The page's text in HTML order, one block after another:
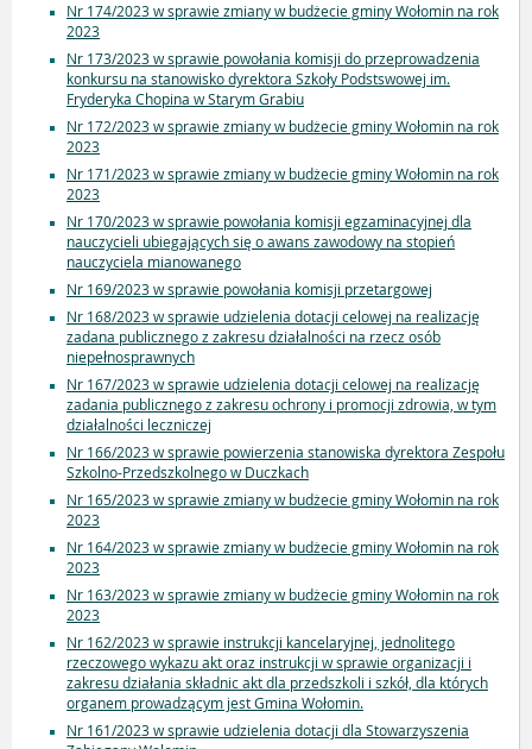
Nr 174/2023 w sprawie zmiany w budżecie gminy Wołomin na rok
2023
Nr 173/2023 w sprawie powołania komisji do przeprowadzenia
konkursu na stanowisko dyrektora Szkoły Podstswowej im.
Fryderyka Chopina w Starym Grabiu
Nr 172/2023 w sprawie zmiany w budżecie gminy Wołomin na rok
2023
Nr 171/2023 w sprawie zmiany w budżecie gminy Wołomin na rok
2023
Nr 170/2023 w sprawie powołania komisji egzaminacyjnej dla
nauczycieli ubiegających się o awans zawodowy na stopień
nauczyciela mianowanego
Nr 169/2023 w sprawie powołania komisji przetargowej
Nr 168/2023 w sprawie udzielenia dotacji celowej na realizację
zadana publicznego z zakresu działalności na rzecz osób
niepełnosprawnych
Nr 167/2023 w sprawie udzielenia dotacji celowej na realizację
zadania publicznego z zakresu ochrony i promocji zdrowia, w tym
działalności leczniczej
Nr 166/2023 w sprawie powierzenia stanowiska dyrektora Zespołu
Szkolno-Przedszkolnego w Duczkach
Nr 165/2023 w sprawie zmiany w budżecie gminy Wołomin na rok
2023
Nr 164/2023 w sprawie zmiany w budżecie gminy Wołomin na rok
2023
Nr 163/2023 w sprawie zmiany w budżecie gminy Wołomin na rok
2023
Nr 162/2023 w sprawie instrukcji kancelaryjnej, jednolitego
rzeczowego wykazu akt oraz instrukcji w sprawie organizacji i
zakresu działania składnic akt dla przedszkoli i szkół, dla których
organem prowadzącym jest Gmina Wołomin.
Nr 161/2023 w sprawie udzielenia dotacji dla Stowarzyszenia